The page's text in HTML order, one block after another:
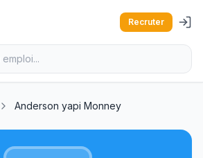
Recruter
Anderson yapi Monney